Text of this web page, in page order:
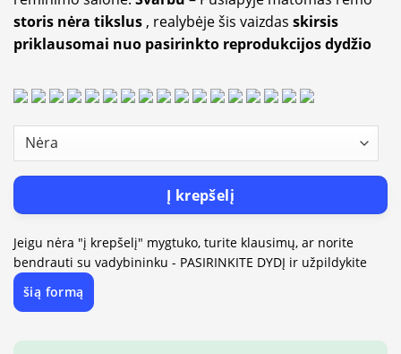
storis nėra tikslus , realybėje šis vaizdas skirsis
priklausomai nuo pasirinkto reprodukcijos dydžio
Į krepšelį
Jeigu nėra "į krepšelį" mygtuko, turite klausimų, ar norite
bendrauti su vadybininku - PASIRINKITE DYDĮ ir užpildykite
šią formą